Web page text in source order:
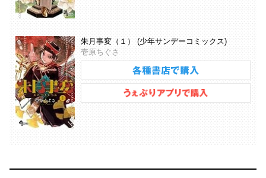
朱月事変（１） (少年サンデーコミックス)
壱原ちぐさ